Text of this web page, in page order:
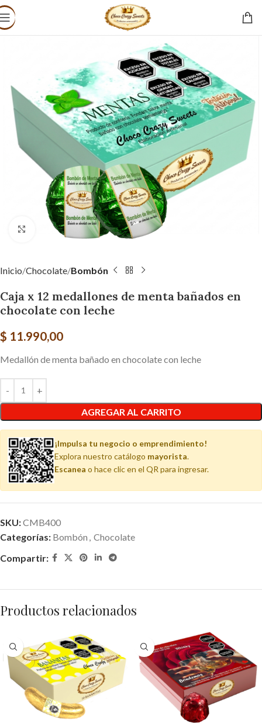
Click to enlarge
Inicio Chocolate Bombón
Caja x 12 medallones de menta bañados en
chocolate con leche
$ 11.990,00
Medallón de menta bañado en chocolate con leche
AGREGAR AL CARRITO
¡Impulsa tu negocio o emprendimiento!
Explora nuestro catálogo mayorista.
Escanea o hace clic en el QR para ingresar.
SKU:CMB400
Categorías: Bombón , Chocolate
Compartir:
Productos relacionados